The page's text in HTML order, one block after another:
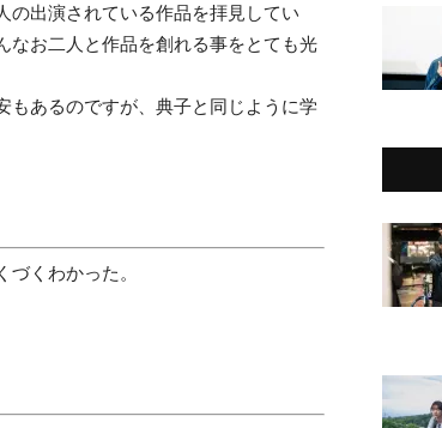
の出演されている作品を拝見してい
なお二人と作品を創れる事をとても光
もあるのですが、典子と同じように学
くわかった。